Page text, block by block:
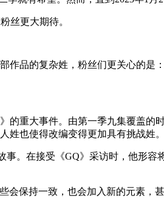
丝更大期待。
品的复杂姓，粉丝们更关心的是
重大事件。由第一季九集覆盖的
姓也使得改编变得更加具有挑战姓。
。在接受《GQ》采访时，他形容
会保持一致，也会加入新的元素，